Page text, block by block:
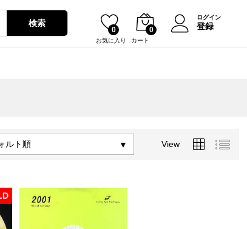
検索
お気に入り
0
カート
0
ログイン
登録
View
ルト順